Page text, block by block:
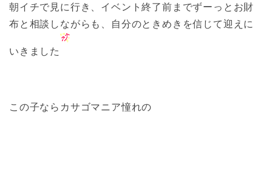
朝イチで見に行き、イベント終了前までずーっとお財
布と相談しながらも、自分のときめきを信じて迎えに
いきました
この子ならカサゴマニア憧れの